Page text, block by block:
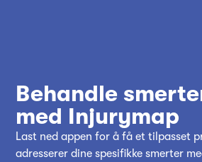
Behandle
med Injurymap
Last ned appen for å få et tilpasset
adresserer dine spesifikke smerter